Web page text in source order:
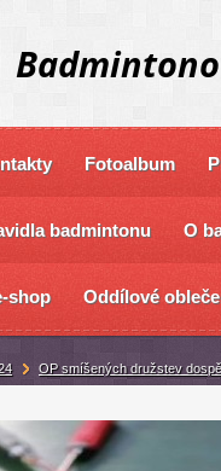
Fotoalbum
badmintonu O
shop Oddílové
OP smíšených družstev